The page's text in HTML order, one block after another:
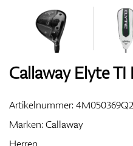
Callaway Elyte
Artikelnummer:
Marken:Callaway